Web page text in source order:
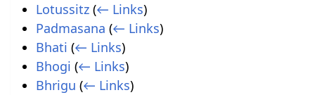
Lotussitz (← Links)
Padmasana (← Links)
Bhati (← Links)
Bhogi (← Links)
Bhrigu (← Links)